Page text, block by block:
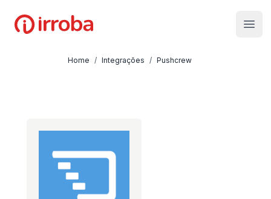
Irroba
Home / Integrações / Pushcrew